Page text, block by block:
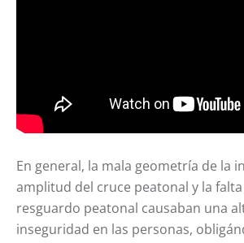
En general, la mala geometría de la
amplitud del cruce peatonal y la
resguardo peatonal causaban una
inseguridad en las personas,